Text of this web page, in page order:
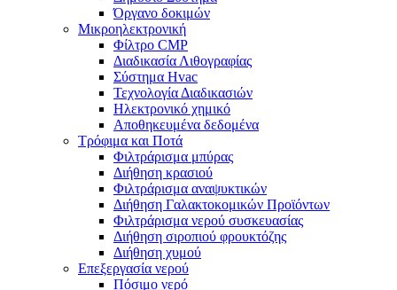
Όργανο δοκιμών
Μικροηλεκτρονική
Φίλτρο CMP
Διαδικασία Λιθογραφίας
Σύστημα Hvac
Τεχνολογία Διαδικασιών
Ηλεκτρονικό χημικό
Αποθηκευμένα δεδομένα
Τρόφιμα και Ποτά
Φιλτράρισμα μπύρας
Διήθηση κρασιού
Φιλτράρισμα αναψυκτικών
Διήθηση Γαλακτοκομικών Προϊόντων
Φιλτράρισμα νερού συσκευασίας
Διήθηση σιροπιού φρουκτόζης
Διήθηση χυμού
Επεξεργασία νερού
Πόσιμο νερό